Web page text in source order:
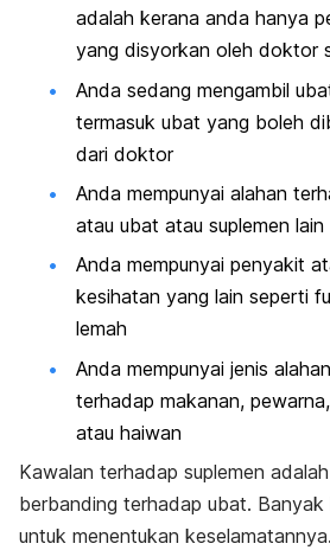
adalah kerana anda hanya
yang disyorkan oleh doktor
Anda sedang mengambil
termasuk ubat yang boleh
dari doktor
Anda mempunyai alahan
atau ubat atau suplemen lain
Anda mempunyai penyakit
kesihatan yang lain seperti
lemah
Anda mempunyai jenis
terhadap makanan,
atau haiwan
Kawalan terhadap suplemen
berbanding terhadap ubat. Banyak
untuk menentukan